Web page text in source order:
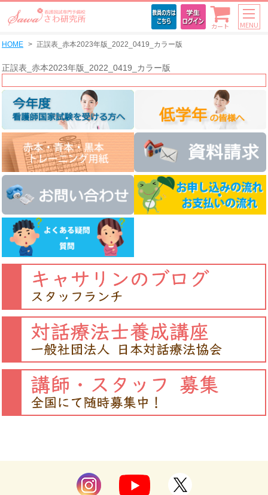
カート MENU
HOME 正誤表_赤本2023年版_2022_0419_カラー版
正誤表_赤本2023年版_2022_0419_カラー版